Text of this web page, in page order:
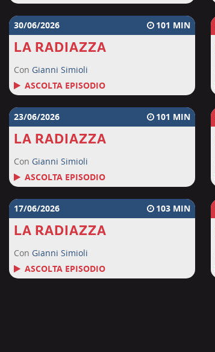
30/06/2026 101
LA RADIAZZA
Con Gianni Simioli
ASCOLTA EPISODIO
23/06/2026 101
LA RADIAZZA
Con Gianni Simioli
ASCOLTA EPISODIO
17/06/2026 103
LA RADIAZZA
Con Gianni Simioli
ASCOLTA EPISODIO